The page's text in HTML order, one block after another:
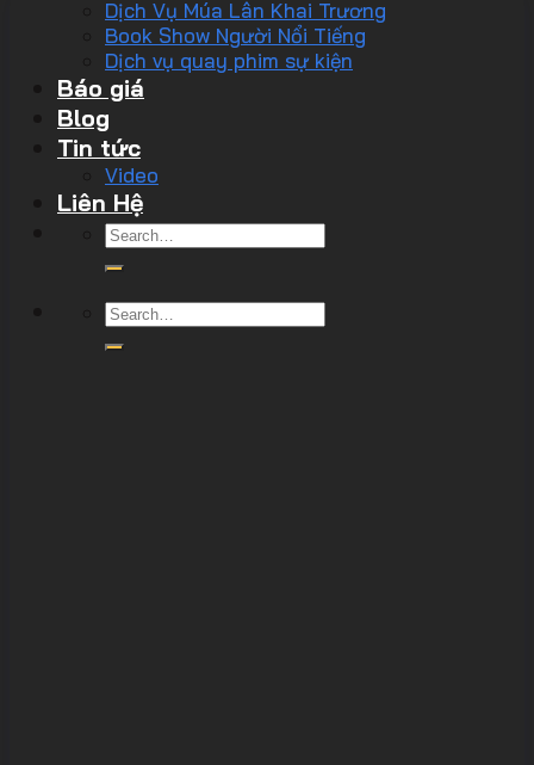
Dịch Vụ Múa Lân Khai Trương
Book Show Người Nổi Tiếng
Dịch vụ quay phim sự kiện
Báo giá
Blog
Tin tức
Video
Liên Hệ